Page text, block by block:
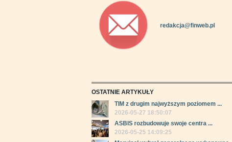
redakcja@finweb.pl
OSTATNIE ARTYKUŁY
TIM z drugim najwyższym poziomem ...
2026-05-27 18:50:07
ASBIS rozbudowuje swoje centra ...
2026-05-25 14:09:25